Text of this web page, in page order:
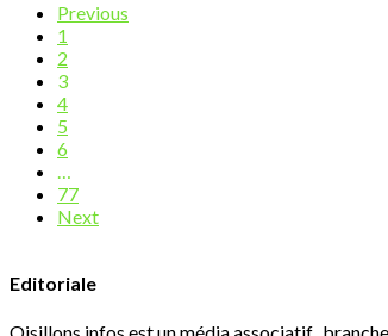
Previous
1
2
3
4
5
6
…
77
Next
Editoriale
Oisillons infos est un média associatif,